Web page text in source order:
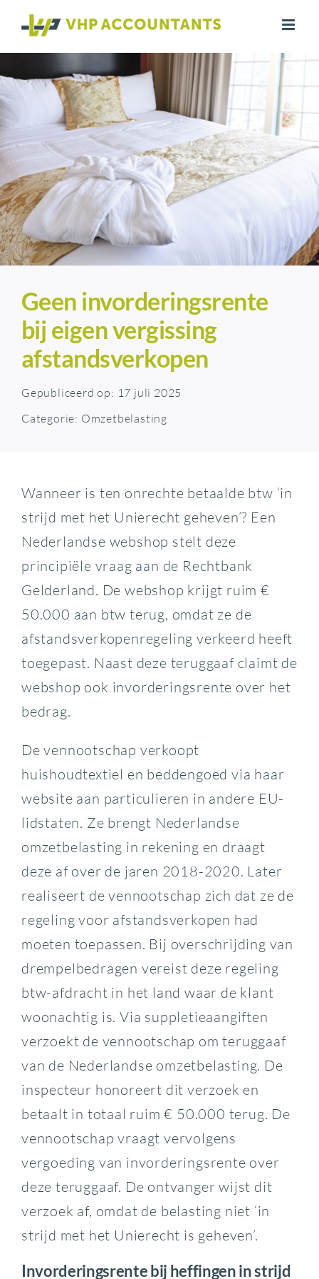
naar
Geen invorderingsrente
bij eigen vergissing
afstandsverkopen
Gepubliceerd op: 17 juli 2025
Categorie: Omzetbelasting
Wanneer is ten onrechte betaalde btw ‘in
strijd met het Unierecht geheven’? Een
Nederlandse webshop stelt deze
principiële vraag aan de Rechtbank
Gelderland. De webshop krijgt ruim €
50.000 aan btw terug, omdat ze de
afstandsverkopenregeling verkeerd heeft
toegepast. Naast deze teruggaaf claimt de
webshop ook invorderingsrente over het
bedrag.
De vennootschap verkoopt
huishoudtextiel en beddengoed via haar
website aan particulieren in andere EU-
lidstaten. Ze brengt Nederlandse
omzetbelasting in rekening en draagt
deze af over de jaren 2018-2020. Later
realiseert de vennootschap zich dat ze de
regeling voor afstandsverkopen had
moeten toepassen. Bij overschrijding van
drempelbedragen vereist deze regeling
btw-afdracht in het land waar de klant
woonachtig is. Via suppletieaangiften
verzoekt de vennootschap om teruggaaf
van de Nederlandse omzetbelasting. De
inspecteur honoreert dit verzoek en
betaalt in totaal ruim € 50.000 terug. De
vennootschap vraagt vervolgens
vergoeding van invorderingsrente over
deze teruggaaf. De ontvanger wijst dit
verzoek af, omdat de belasting niet ‘in
strijd met het Unierecht is geheven’.
Invorderingsrente bij heffingen in strijd